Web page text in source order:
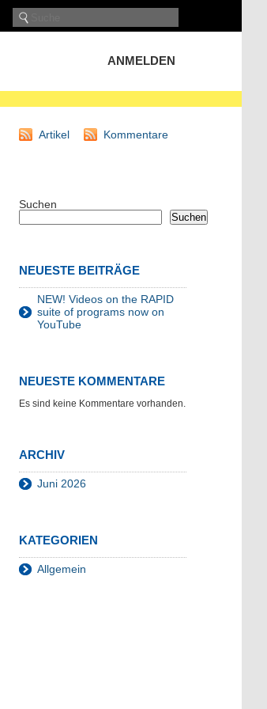
ANMELDEN
Artikel Kommentare
Suchen
Suchen
NEUESTE BEITRÄGE
NEW! Videos on the RAPID
suite of programs now on
YouTube
NEUESTE KOMMENTARE
Es sind keine Kommentare vorhanden.
ARCHIV
Juni 2026
KATEGORIEN
Allgemein